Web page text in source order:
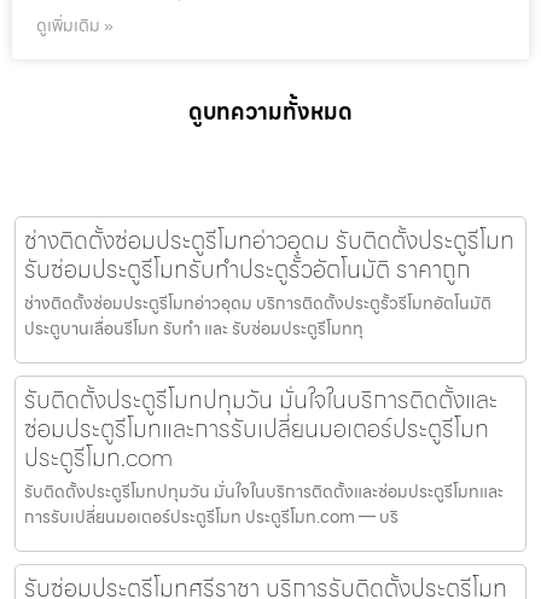
ดูเพิ่มเติม »
ดูบทความทั้งหมด
ช่างติดตั้งซ่อมประตูรีโมทอ่าวอุดม รับติดตั้งประตูรีโมท
รับซ่อมประตูรีโมทรับทำประตูรั้วอัตโนมัติ ราคาถูก
ช่างติดตั้งซ่อมประตูรีโมทอ่าวอุดม บริการติดตั้งประตูรั้วรีโมทอัตโนมัติ
ประตูบานเลื่อนรีโมท รับทำ และ รับซ่อมประตูรีโมททุ
รับติดตั้งประตูรีโมทปทุมวัน มั่นใจในบริการติดตั้งและ
ซ่อมประตูรีโมทและการรับเปลี่ยนมอเตอร์ประตูรีโมท
ประตูรีโมท.com
รับติดตั้งประตูรีโมทปทุมวัน มั่นใจในบริการติดตั้งและซ่อมประตูรีโมทและ
การรับเปลี่ยนมอเตอร์ประตูรีโมท ประตูรีโมท.com — บริ
รับซ่อมประตูรีโมทศรีราชา บริการรับติดตั้งประตูรีโมท